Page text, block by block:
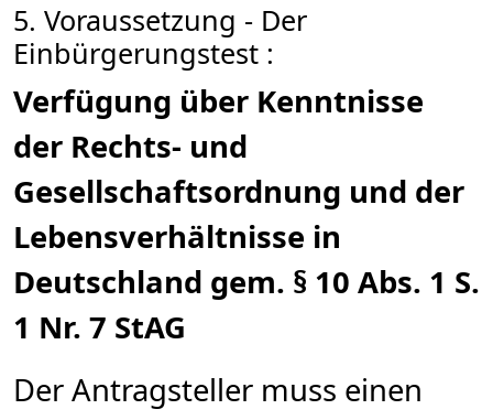
5. Voraussetzung - Der
Einbürgerungstest :
Verfügung über Kenntnisse
der Rechts- und
Gesellschaftsordnung und der
Lebensverhältnisse in
Deutschland gem. § 10 Abs. 1 S.
1 Nr. 7 StAG
Der Antragsteller muss einen